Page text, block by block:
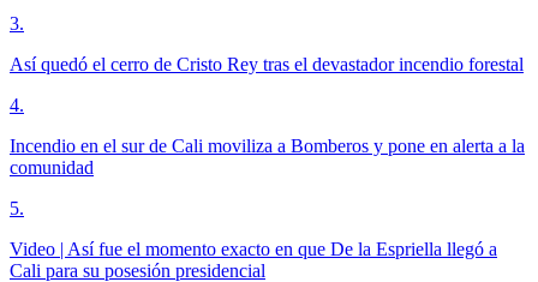
3.
Así quedó el cerro de Cristo Rey tras el devastador incendio forestal
4.
Incendio en el sur de Cali moviliza a Bomberos y pone en alerta a la
comunidad
5.
Video | Así fue el momento exacto en que De la Espriella llegó a
Cali para su posesión presidencial